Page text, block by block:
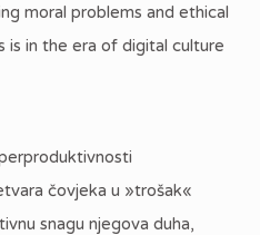
moral problems and ethical
is in the era of digital culture
čovjeka u »trošak«
snagu njegova duha,